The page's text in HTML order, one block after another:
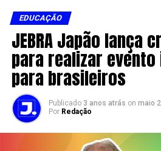
EDUCAÇÃO
JEBRA Japão lança
para realizar
para brasileiros
Publicado 3 anos atrás on maio
Por Redação